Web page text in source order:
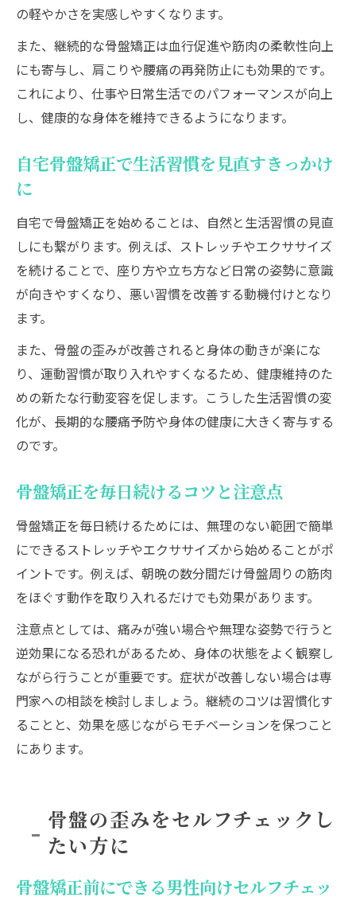
の軽やかさを実感しやすくなります。
また、継続的な骨盤矯正は血行促進や筋肉の柔軟性向上
にも寄与し、肩こりや腰痛の再発防止にも効果的です。
これにより、仕事や日常生活でのパフォーマンスが向上
し、健康的な身体を維持できるようになります。
自宅骨盤矯正で生活習慣を見直すきっかけ
に
自宅で骨盤矯正を始めることは、自然と生活習慣の見直
しにも繋がります。例えば、ストレッチやエクササイズ
を続けることで、座り方や立ち方など日常の姿勢に意識
が向きやすくなり、悪い習慣を改善する動機付けとなり
ます。
また、骨盤の歪みが改善されると身体の動きが楽にな
り、運動習慣が取り入れやすくなるため、健康維持のた
めの新たな行動変容を促します。こうした生活習慣の変
化が、長期的な腰痛予防や身体の健康に大きく寄与する
のです。
骨盤矯正を毎日続けるコツと注意点
骨盤矯正を毎日続けるためには、無理のない範囲で簡単
にできるストレッチやエクササイズから始めることがポ
イントです。例えば、朝晩の数分間だけ骨盤周りの筋肉
をほぐす動作を取り入れるだけでも効果があります。
注意点としては、痛みが強い場合や無理な姿勢で行うと
逆効果になる恐れがあるため、身体の状態をよく観察し
ながら行うことが重要です。症状が改善しない場合は専
門家への相談を検討しましょう。継続のコツは習慣化す
ることと、効果を感じながらモチベーションを保つこと
にあります。
骨盤の歪みをセルフチェックし
たい方に
骨盤矯正前にできる男性向けセルフチェッ